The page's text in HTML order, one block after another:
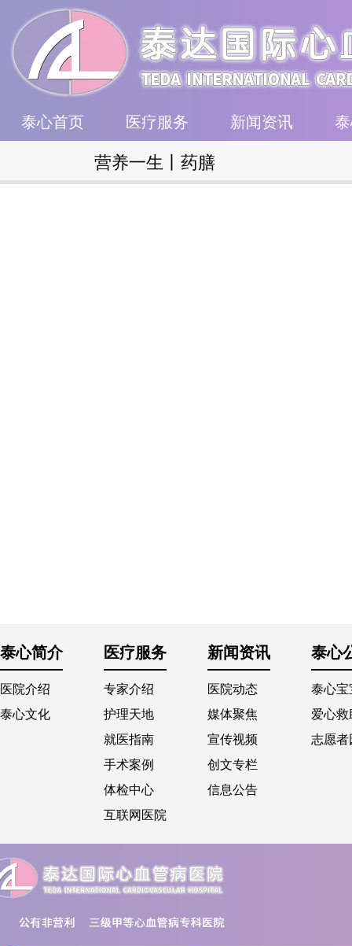
泰心首页 医疗服务 新闻资讯
营养一生丨药膳
泰心简介 医疗服务 新闻资讯 泰心
医院介绍
泰心文化
专家介绍
护理天地
就医指南
手术案例
体检中心
互联网医院
医院动态
媒体聚焦
宣传视频
创文专栏
信息公告
泰心宝
爱心
志愿者